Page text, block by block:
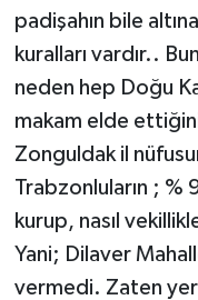
padişahın bile
kuralları vardır..
neden hep Doğu
makam elde
Zonguldak il
Trabzonluların ;
kurup, nasıl
Yani; Dilaver
vermedi. Zaten yer